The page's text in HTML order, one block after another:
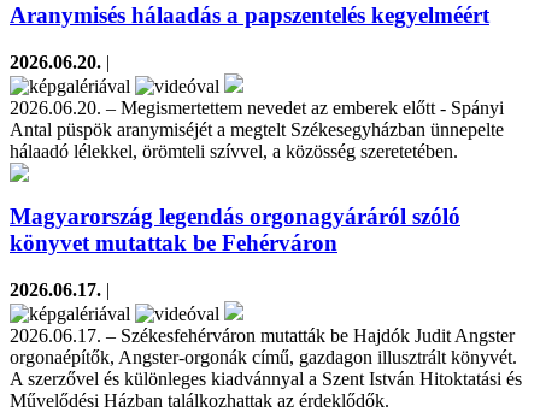
Aranymisés hálaadás a papszentelés kegyelméért
2026.06.20. |
2026.06.20. – Megismertettem nevedet az emberek előtt - Spányi
Antal püspök aranymiséjét a megtelt Székesegyházban ünnepelte
hálaadó lélekkel, örömteli szívvel, a közösség szeretetében.
Magyarország legendás orgonagyáráról szóló
könyvet mutattak be Fehérváron
2026.06.17. |
2026.06.17. – Székesfehérváron mutatták be Hajdók Judit Angster
orgonaépítők, Angster-orgonák című, gazdagon illusztrált könyvét.
A szerzővel és különleges kiadvánnyal a Szent István Hitoktatási és
Művelődési Házban találkozhattak az érdeklődők.